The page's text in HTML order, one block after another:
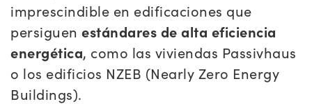
imprescindible en edificaciones que
persiguen estándares de alta eficiencia
energética, como las viviendas Passivhaus
o los edificios NZEB (Nearly Zero Energy
Buildings).